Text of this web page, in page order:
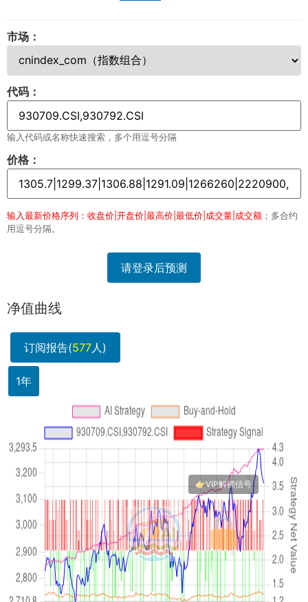
市场：
代码：
输入代码或名称快速搜索，多个用逗号分隔
价格：
输入最新价格序列：收盘价|开盘价|最高价|最低价|成交量|成交额 ；多合约
用逗号分隔。
请登录后预测
净值曲线
订阅报告(577人)
1年